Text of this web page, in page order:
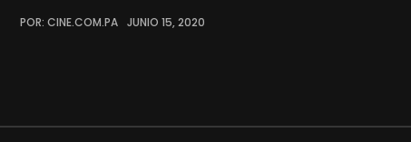
POR: CINE.COM.PA JUNIO 15, 2020